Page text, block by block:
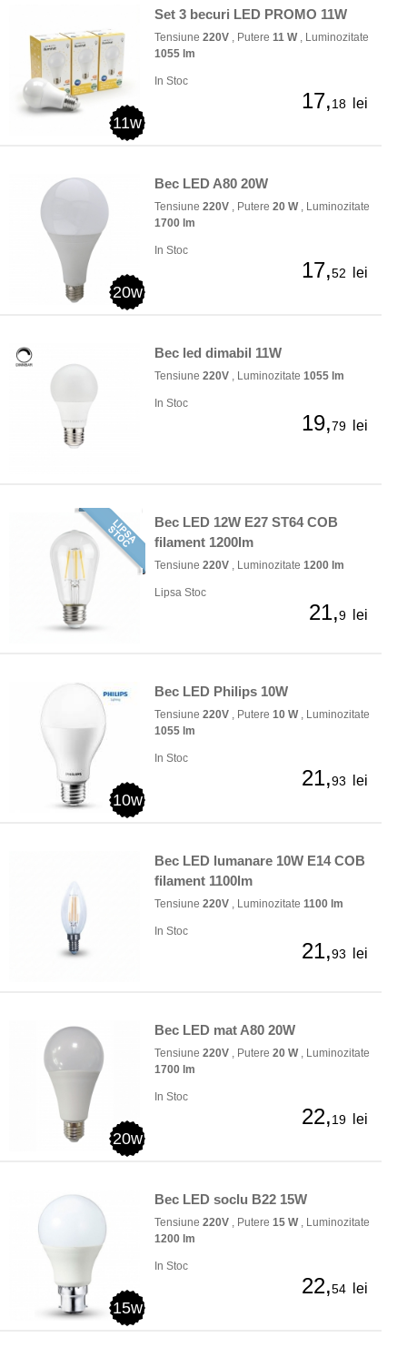
11w
Set 3 becuri LED PROMO 11W
Tensiune 220V , Putere 11 W, Luminozitate
1055 lm
In Stoc
17,18 lei
20w
Bec LED A80 20W
Tensiune 220V , Putere 20 W, Luminozitate
1700 lm
In Stoc
17,52 lei
Bec led dimabil 11W
Tensiune 220V , Luminozitate 1055 lm
In Stoc
19,79 lei
Bec LED 12W E27 ST64 COB
filament 1200lm
Tensiune 220V , Luminozitate 1200 lm
Lipsa Stoc
21,9 lei
10w
Bec LED Philips 10W
Tensiune 220V , Putere 10 W, Luminozitate
1055 lm
In Stoc
21,93 lei
Bec LED lumanare 10W E14 COB
filament 1100lm
Tensiune 220V , Luminozitate 1100 lm
In Stoc
21,93 lei
20w
Bec LED mat A80 20W
Tensiune 220V , Putere 20 W, Luminozitate
1700 lm
In Stoc
22,19 lei
15w
Bec LED soclu B22 15W
Tensiune 220V , Putere 15 W, Luminozitate
1200 lm
In Stoc
22,54 lei